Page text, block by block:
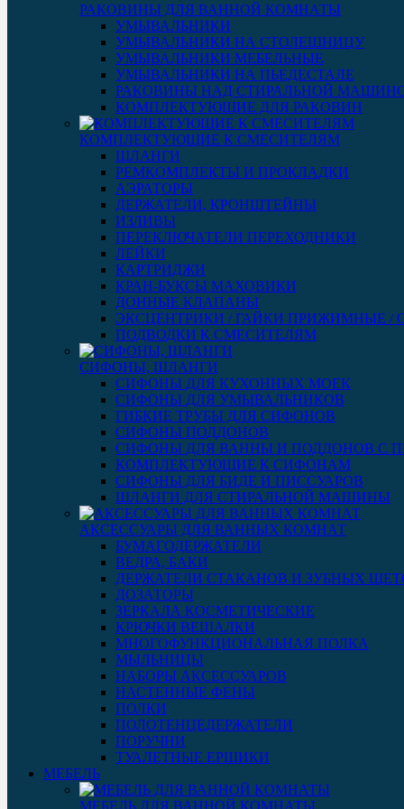
РАКОВИНЫ ДЛЯ ВАННОЙ КОМНАТЫ
УМЫВАЛЬНИКИ
УМЫВАЛЬНИКИ НА СТОЛЕШНИЦУ
УМЫВАЛЬНИКИ МЕБЕЛЬНЫЕ
УМЫВАЛЬНИКИ НА ПЬЕДЕСТАЛЕ
РАКОВИНЫ НАД СТИРАЛЬНОЙ
КОМПЛЕКТУЮЩИЕ ДЛЯ РАКОВИН
КОМПЛЕКТУЮЩИЕ К СМЕСИТЕЛЯМ
ШЛАНГИ
РЕМКОМПЛЕКТЫ И ПРОКЛАДКИ
АЭРАТОРЫ
ДЕРЖАТЕЛИ, КРОНШТЕЙНЫ
ИЗЛИВЫ
ПЕРЕКЛЮЧАТЕЛИ ПЕРЕХОДНИКИ
ЛЕЙКИ
КАРТРИДЖИ
КРАН-БУКСЫ МАХОВИКИ
ДОННЫЕ КЛАПАНЫ
ЭКСЦЕНТРИКИ / ГАЙКИ ПРИЖИМНЫЕ /
ПОДВОДКИ К СМЕСИТЕЛЯМ
СИФОНЫ, ШЛАНГИ
СИФОНЫ ДЛЯ КУХОННЫХ МОЕК
СИФОНЫ ДЛЯ УМЫВАЛЬНИКОВ
ГИБКИЕ ТРУБЫ ДЛЯ СИФОНОВ
СИФОНЫ ПОДДОНОВ
СИФОНЫ ДЛЯ ВАННЫ И ПОДДОНОВ С
КОМПЛЕКТУЮЩИЕ К СИФОНАМ
СИФОНЫ ДЛЯ БИДЕ И ПИССУАРОВ
ШЛАНГИ ДЛЯ СТИРАЛЬНОЙ МАШИНЫ
АКСЕССУАРЫ ДЛЯ ВАННЫХ КОМНАТ
БУМАГОДЕРЖАТЕЛИ
ВЕДРА, БАКИ
ДЕРЖАТЕЛИ СТАКАНОВ И ЗУБНЫХ
ДОЗАТОРЫ
ЗЕРКАЛА КОСМЕТИЧЕСКИЕ
КРЮЧКИ ВЕШАЛКИ
МНОГОФУНКЦИОНАЛЬНАЯ ПОЛКА
МЫЛЬНИЦЫ
НАБОРЫ АКСЕССУАРОВ
НАСТЕННЫЕ ФЕНЫ
ПОЛКИ
ПОЛОТЕНЦЕДЕРЖАТЕЛИ
ПОРУЧНИ
ТУАЛЕТНЫЕ ЕРШИКИ
МЕБЕЛЬ
МЕБЕЛЬ ДЛЯ ВАННОЙ КОМНАТЫ